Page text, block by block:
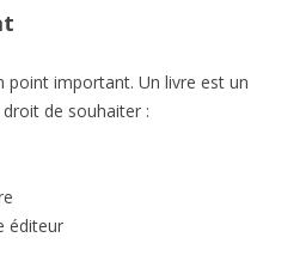
point important. Un livre est un
de souhaiter :
éditeur